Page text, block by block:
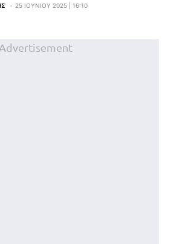
25 ΙΟΥΝΊΟΥ 2025 | 16:10
Advertisement